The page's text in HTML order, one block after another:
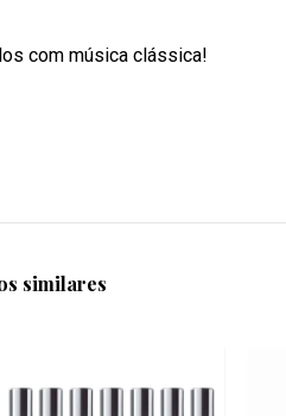
com música clássica!
similares